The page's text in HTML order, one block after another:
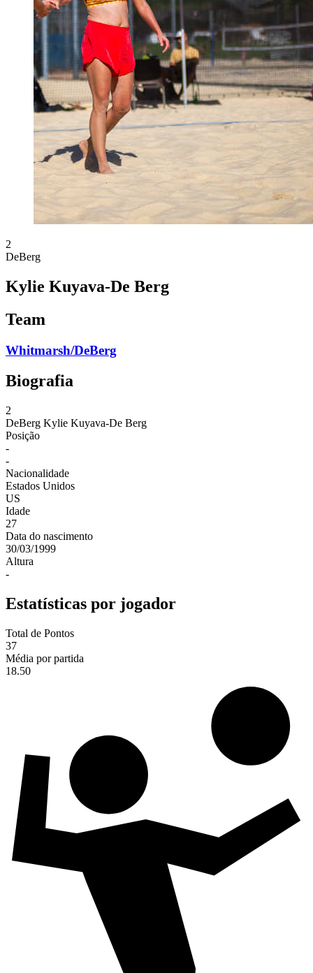
2
DeBerg
Kylie Kuyava-De Berg
Team
Whitmarsh/DeBerg
Biografia
2
DeBerg Kylie Kuyava-De Berg
Posição
-
-
Nacionalidade
Estados Unidos
US
Idade
27
Data do nascimento
30/03/1999
Altura
-
Estatísticas por jogador
Total de Pontos
37
Média por partida
18.50